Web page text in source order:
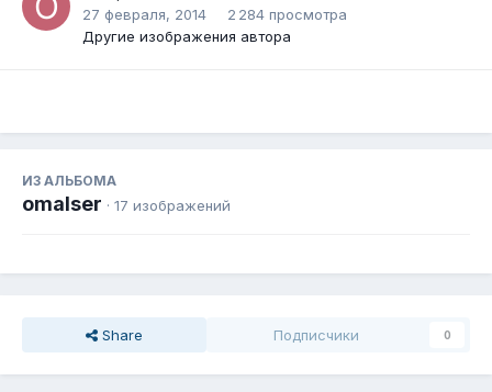
27 февраля, 2014
2 284 просмотра
Другие изображения автора
ИЗ АЛЬБОМА
omalser · 17 изображений
Share Подписчики 0